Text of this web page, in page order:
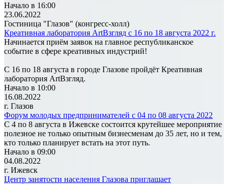
Начало в 16:00
23.06.2022
Гостиница "Глазов" (конгресс-холл)
Креативная лаборатория ArtВзгляд с 16 по 18 августа 2022 г.
Начинается приём заявок на главное республиканское
событие в сфере креативных индустрий!
С 16 по 18 августа в городе Глазове пройдёт Креативная
лаборатория ArtВзгляд.
Начало в 10:00
16.08.2022
г. Глазов
Форум молодых предпринимателей с 04 по 08 августа 2022
С 4 по 8 августа в Ижевске состоится крутейшее мероприятие
полезное не только опытным бизнесменам до 35 лет, но и тем,
кто только планирует встать на этот путь.
Начало в 09:00
04.08.2022
г. Ижевск
Центр занятости населения Глазова приглашает